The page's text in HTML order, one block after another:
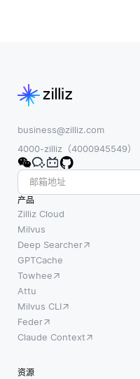
business@zilliz.com
4000-zilliz（4000945549）
产品
Zilliz Cloud
Milvus
Deep Searcher
GPTCache
Towhee
Attu
Milvus CLI
Feder
Claude Context
资源